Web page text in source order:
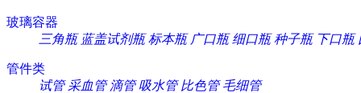
玻璃容器
三角瓶 蓝盖试剂瓶 标本瓶 广口瓶 细口瓶 种子瓶 下口瓶
管件类
试管 采血管 滴管 吸水管 比色管 毛细管